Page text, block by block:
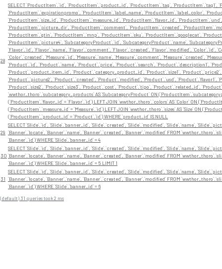
(default) 31 queries took 2 ms
28
SELECT `ProductItem`.`id`, `ProductItem`.`product_id`, `ProductItem`.`tag`, `ProductItem`.`tag1`,
`ProductItem`.`expirationpromo`, `ProductItem`.`label_name`, `ProductItem`.`label_color`,
`ProductItem`.`size_id`, `ProductItem`.`measure_id`, `ProductItem`.`flavor_id`,
`ProductItem`.`picture_dir`, `ProductItem`.`comment`, `ProductItem`.`created`,
`ProductItem`.`gtin`, `ProductItem`.`mnp`, `ProductItem`.`sku`, `ProductItem`.`googlecat`,
`ProductItem`.`picture4`, `SubcategoryProduct`.`id`, `SubcategoryProduct`.`name`,
`Flavor`.`id`, `Flavor`.`name`, `Flavor`.`comment`, `Flavor`.`created`, `Flavor`.`modified`,
`Color`.`created`, `Measure`.`id`, `Measure`.`name`, `Measure`.`comment`, `Measure`.`created`,
`Product`.`id`, `Product`.`name`, `Product`.`price`, `Product`.`search`, `Product`.`description1`,
`Product`.`product_item_id`, `Product`.`category_product_id`, `Product`.`size1`,
`Product`.`picture2`, `Product`.`created`, `Product`.`modified`, `Product`.`usd`, `Product`.`flavor1`,
`Product`.`size2`, `Product`.`size3`, `Product`.`cost`, `Product`.`tipo`, `Product`.`related_id`,
`wwthor_thoro`.`subcategory_products` AS `SubcategoryProduct` ON
(`ProductItem`.`flavor_id` = `Flavor`.`id`) LEFT JOIN `wwthor_thoro`.`colors` AS `Color` ON
(`ProductItem`.`measure_id` = `Measure`.`id`) LEFT JOIN `wwthor_thoro`.`sizes` AS `Size` ON
(`ProductItem`.`product_id` = `Product`.`id`) WHERE `product_id` IS NULL
29
SELECT `Slide`.`id`, `Slide`.`banner_id`, `Slide`.`created`, `Slide`.`modified`, `Slide`.`name`,
`Banner`.`locate`, `Banner`.`name`, `Banner`.`created`, `Banner`.`modified` FROM
`Banner`.`id`) WHERE `Slide`.`banner_id` = 4
30
SELECT `Slide`.`id`, `Slide`.`banner_id`, `Slide`.`created`, `Slide`.`modified`, `Slide`.`name`,
`Banner`.`locate`, `Banner`.`name`, `Banner`.`created`, `Banner`.`modified` FROM
`Banner`.`id`) WHERE `Slide`.`banner_id` = 5 LIMIT 1
31
SELECT `Slide`.`id`, `Slide`.`banner_id`, `Slide`.`created`, `Slide`.`modified`, `Slide`.`name`,
`Banner`.`locate`, `Banner`.`name`, `Banner`.`created`, `Banner`.`modified` FROM
`Banner`.`id`) WHERE `Slide`.`banner_id` = 6